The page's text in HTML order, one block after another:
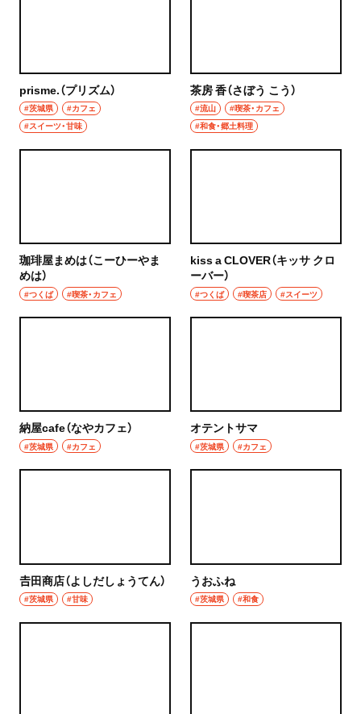
prisme.（プリズム）
#茨城県
#カフェ
#スイーツ・甘味
茶房 香（さぼう こう）
#流山
#喫茶・カフェ
#和食・郷土料理
珈琲屋まめは（こーひーやま
めは）
#つくば #喫茶・カフェ
kiss a CLOVER（キッサ クロ
ーバー）
#つくば #喫茶店 #スイーツ
納屋cafe（なやカフェ）
#茨城県 #カフェ
オテントサマ
#茨城県 #カフェ
𠮷田商店（よしだしょうてん）
#茨城県 #甘味
うおふね
#茨城県 #和食